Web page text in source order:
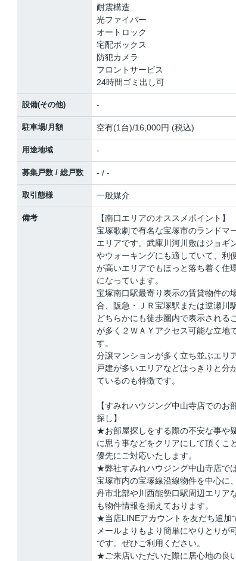
耐震構造
光ファイバー
オートロック
宅配ボックス
防犯カメラ
フロントサービス
24時間ゴミ出し可
設備(その他) -
駐車場/月額 空有(1台)/16,000円 (税込)
用途地域 -
募集戸数 / 総戸数 - / -
取引態様 一般媒介
備考
【南口エリアのオススメポイント】
宝塚歌劇で有名な宝塚市のランドマ
エリアです。武庫川河川敷はジョギ
やウォーキングにも適していて、利
が高いエリアでもほっと落ち着く住
になっています。
宝塚南口駅最寄り表示の賃貸物件の
合、阪急・ＪＲ宝塚駅または逆瀬川
どちらかにも徒歩圏内で表示される
が多く２ＷＡＹアクセス可能な立地
す。
分譲マンションが多く立ち並ぶエリ
戸建が多いエリアなどはっきりと分
ているのも特徴です。
【すみれハウジング中山寺店でのお
探し】
★お部屋探しをする際の不安な事や
に思う事などをクリアにして頂くこ
優先にご対応いたします。
★弊社すみれハウジング中山寺店で
宝塚市内の宝塚線沿線物件を中心に
丹市北部や川西能勢口駅周辺エリア
も物件情報を揃えております。
★当店LINEアカウントを友だち追加
メールよりもより簡単にやりとりが
です。ぜひご利用ください。
★ご来店いただいた際に居心地の良